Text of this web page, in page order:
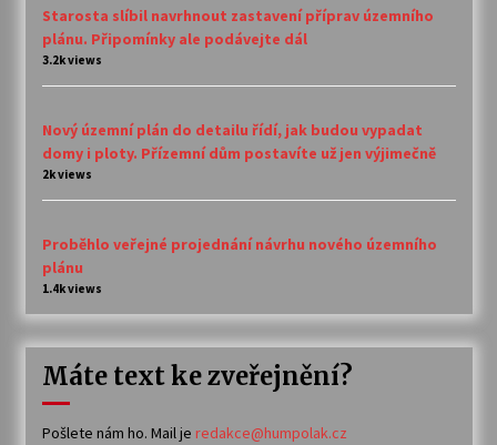
Starosta slíbil navrhnout zastavení příprav územního
plánu. Připomínky ale podávejte dál
3.2k views
Nový územní plán do detailu řídí, jak budou vypadat
domy i ploty. Přízemní dům postavíte už jen výjimečně
2k views
Proběhlo veřejné projednání návrhu nového územního
plánu
1.4k views
Máte text ke zveřejnění?
Pošlete nám ho. Mail je redakce@humpolak.cz